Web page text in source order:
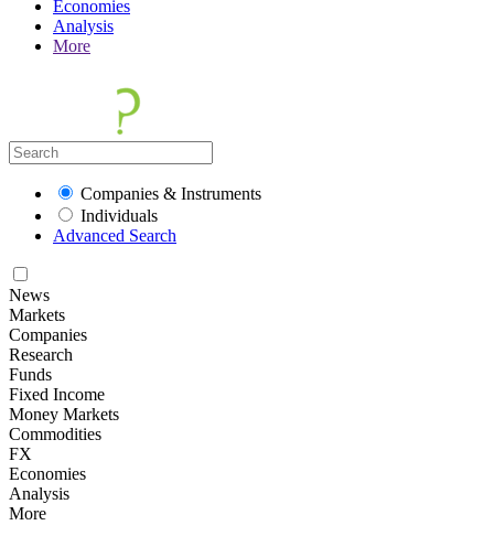
Economies
Analysis
More
Companies & Instruments
Individuals
Advanced Search
News
Markets
Companies
Research
Funds
Fixed Income
Money Markets
Commodities
FX
Economies
Analysis
More